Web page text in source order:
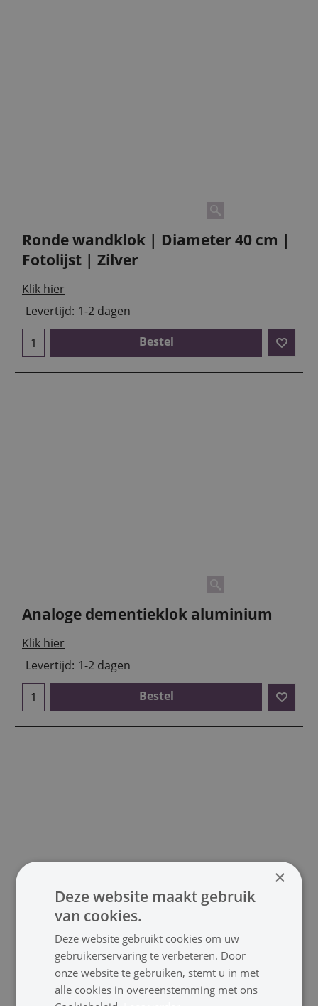
Ronde wandklok | Diameter 40 cm |
Fotolijst | Zilver
Klik hier
Levertijd: 1-2 dagen
Bestel
Analoge dementieklok aluminium
Klik hier
Levertijd: 1-2 dagen
Bestel
Digitale Tafelklok
Klik hier
×
Deze website maakt gebruik
van cookies.
Deze website gebruikt cookies om uw
gebruikerservaring te verbeteren. Door
onze website te gebruiken, stemt u in met
alle cookies in overeenstemming met ons